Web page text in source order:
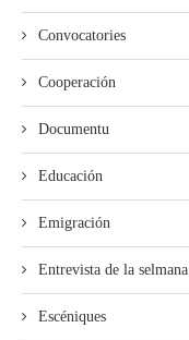
Convocatories
Cooperación
Documentu
Educación
Emigración
Entrevista de la selmana
Escéniques